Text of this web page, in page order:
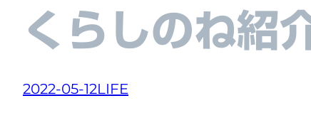
くらしのね紹
2022-05-12LIFE